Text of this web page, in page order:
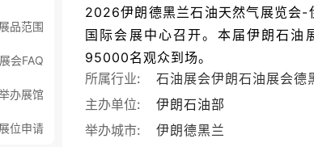
品范围
会FAQ
办展馆
位申请
2026伊朗德黑兰石油天然气展览
国际会展中心召开。本届伊朗石
95000名观众到场。
所属行业:
石油展会伊朗石油展会德
主办单位:
伊朗石油部
举办城市:
伊朗德黑兰